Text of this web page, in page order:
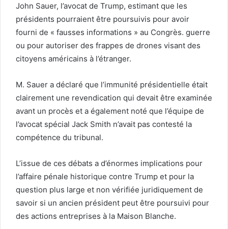
John Sauer, l’avocat de Trump, estimant que les
présidents pourraient être poursuivis pour avoir
fourni de « fausses informations » au Congrès. guerre
ou pour autoriser des frappes de drones visant des
citoyens américains à l’étranger.
M. Sauer a déclaré que l’immunité présidentielle était
clairement une revendication qui devait être examinée
avant un procès et a également noté que l’équipe de
l’avocat spécial Jack Smith n’avait pas contesté la
compétence du tribunal.
L’issue de ces débats a d’énormes implications pour
l’affaire pénale historique contre Trump et pour la
question plus large et non vérifiée juridiquement de
savoir si un ancien président peut être poursuivi pour
des actions entreprises à la Maison Blanche.